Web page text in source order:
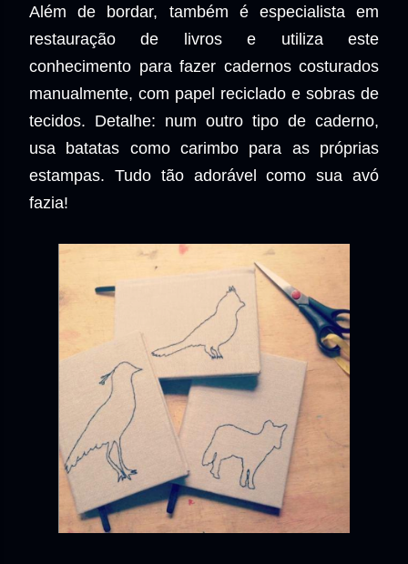
Além de bordar, também é especialista em
restauração de livros e utiliza este
conhecimento para fazer cadernos costurados
manualmente, com papel reciclado e sobras de
tecidos. Detalhe: num outro tipo de caderno,
usa batatas como carimbo para as próprias
estampas. Tudo tão adorável como sua avó
fazia!